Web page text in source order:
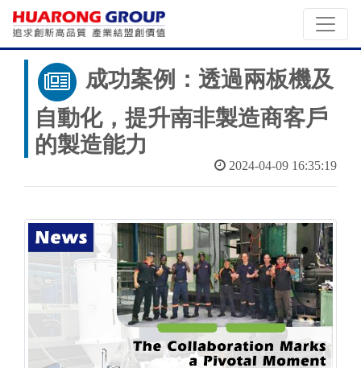
成功案例：透過兩板機及
自動化，提升南非製造商客戶
的製造能力
2024-04-09 16:35:19